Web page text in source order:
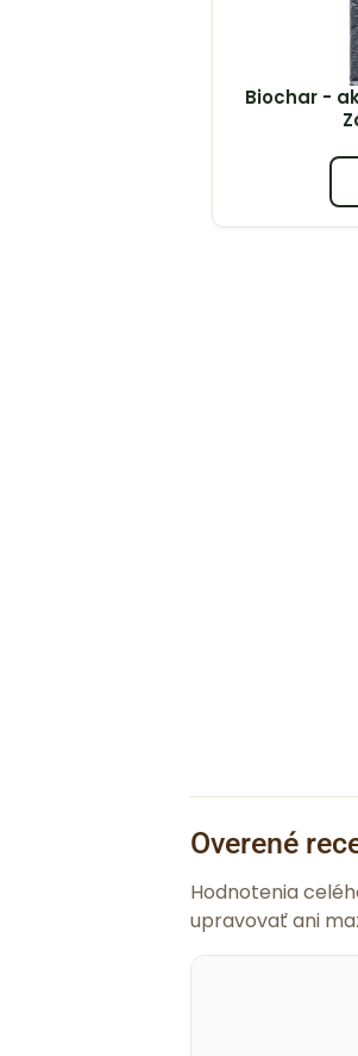
Biochar -
Overené
Hodnotenia
upravovať ani